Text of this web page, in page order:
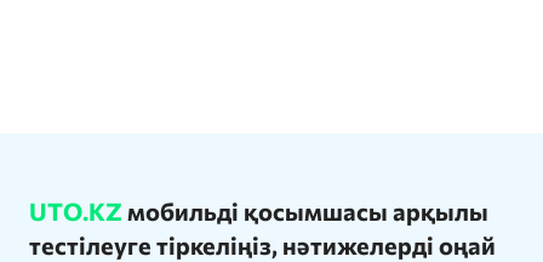
UTO.KZ мобильді қосымшасы арқылы
тестілеуге тіркеліңіз, нәтижелерді оңай